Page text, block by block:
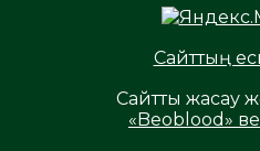
Сайттың
Сайтты жасау
«Beoblood»